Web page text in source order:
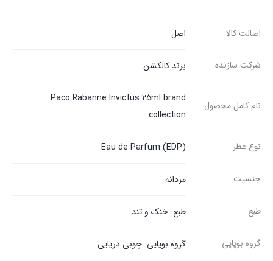
اصالت کالا اصل
شرکت سازنده برند کالکشن
نام کامل محصول
Paco Rabanne Invictus 25ml brand
collection
نوع عطر Eau de Parfum (EDP)
جنسیت مردانه
طبع طبع: خنک و تند
گروه بویایی گروه بویایی: چوبی دریایی